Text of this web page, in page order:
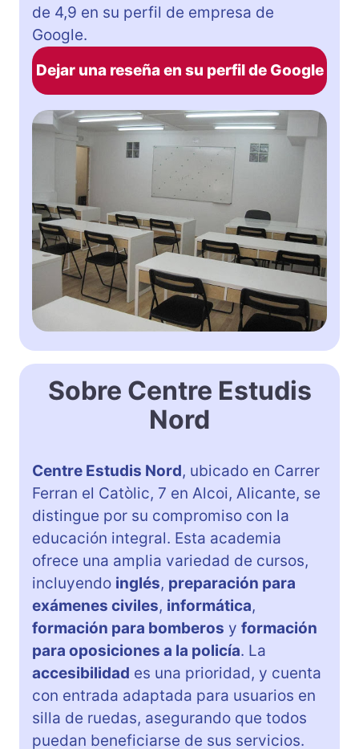
de 4,9 en su perfil de empresa de
Google.
Dejar una reseña en su perfil de Google
Sobre Centre Estudis
Nord
Centre Estudis Nord, ubicado en Carrer
Ferran el Catòlic, 7 en Alcoi, Alicante, se
distingue por su compromiso con la
educación integral. Esta academia
ofrece una amplia variedad de cursos,
incluyendo inglés, preparación para
exámenes civiles, informática,
formación para bomberos y formación
para oposiciones a la policía. La
accesibilidad es una prioridad, y cuenta
con entrada adaptada para usuarios en
silla de ruedas, asegurando que todos
puedan beneficiarse de sus servicios.